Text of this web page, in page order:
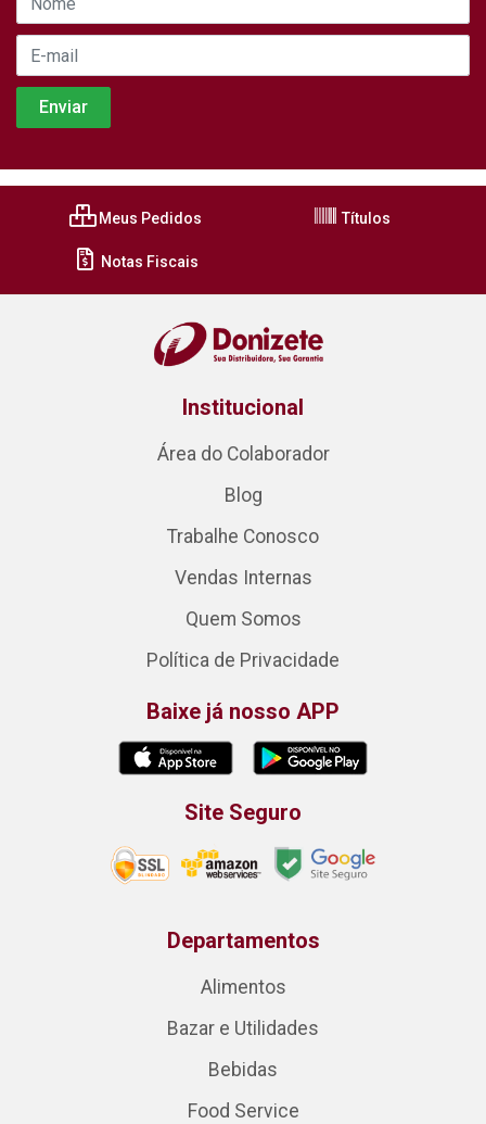
Meus Pedidos Títulos
Notas Fiscais
Institucional
Área do Colaborador
Blog
Trabalhe Conosco
Vendas Internas
Quem Somos
Política de Privacidade
Baixe já nosso APP
Site Seguro
Departamentos
Alimentos
Bazar e Utilidades
Bebidas
Food Service